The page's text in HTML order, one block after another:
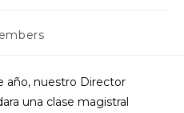
año, nuestro Director
una clase magistral